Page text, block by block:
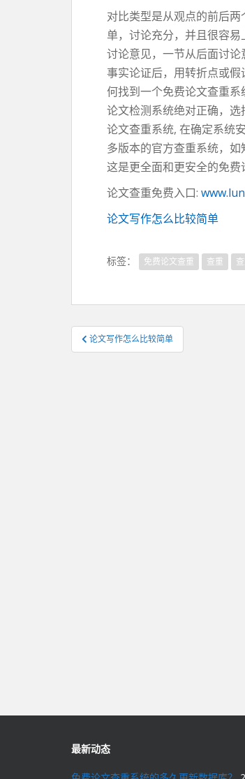
对比类型是从观点的前后
单，讨论充分，并且很容
讨论意见，一节从后面讨
事实论证后，用转折点或
何找到一个免费论文查重
论文检测系统绝对正确，
论文查重系统, 在确定系统
多版本的官方查重系统，如
这是更全面和更安全的免费
论文查重免费入口:
论文写作怎么比较简单
标签： 免费论文查重 查重
文
章
论文写作怎么比较简单
最新动态